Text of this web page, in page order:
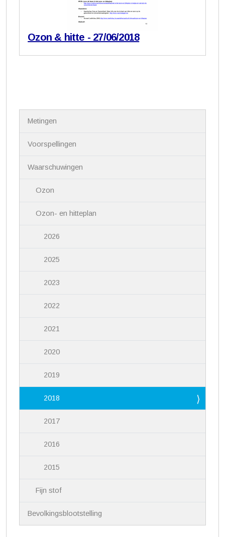
Ozon & hitte - 27/06/2018
Metingen
Voorspellingen
Waarschuwingen
Ozon
Ozon- en hitteplan
2026
2025
2023
2022
2021
2020
2019
2018
2017
2016
2015
Fijn stof
Bevolkingsblootstelling